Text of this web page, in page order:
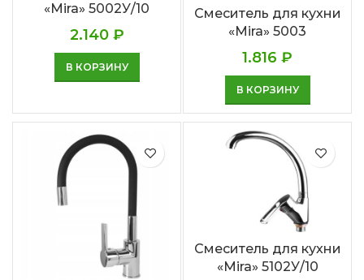
«Mira» 5002У/10
2.140 ₽
В КОРЗИНУ
Смеситель для кухни
«Mira» 5003
1.816 ₽
В КОРЗИНУ
Смеситель для кухни
«Mira» 5102У/10